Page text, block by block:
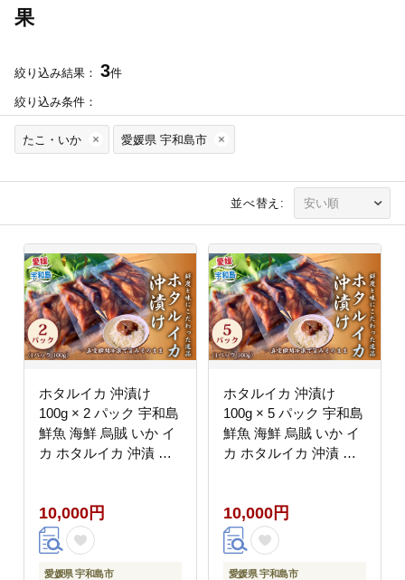
果
絞り込み結果： 3件
絞り込み条件：
たこ・いか 愛媛県 宇和島市
並べ替え:
ホタルイカ 沖漬け
100g × 2 パック 宇和島
鮮魚 海鮮 烏賊 いか イ
カ ホタルイカ 沖漬 海
手軽 便利 おつまみ 肴
つまみ ご飯 の お供 愛
媛 宇和島 D010-200019
10,000円
愛媛県 宇和島市
ホタルイカ 沖漬け
100g × 5 パック 宇和島
鮮魚 海鮮 烏賊 いか イ
カ ホタルイカ 沖漬 海
手軽 便利 おつまみ 肴
つまみ ご飯 の お供 愛
媛 宇和島 D010-200020
10,000円
愛媛県 宇和島市